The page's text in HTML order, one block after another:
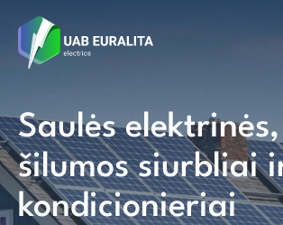
Saulės elektrinės,
šilumos siurbliai
kondicionieriai